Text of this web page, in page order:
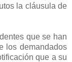
la cláusula de
que se han
los demandados
que a su